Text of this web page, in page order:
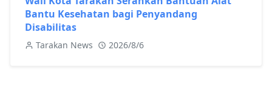
Bantu Kesehatan bagi Penyandang
Disabilitas
Tarakan News 2026/8/6